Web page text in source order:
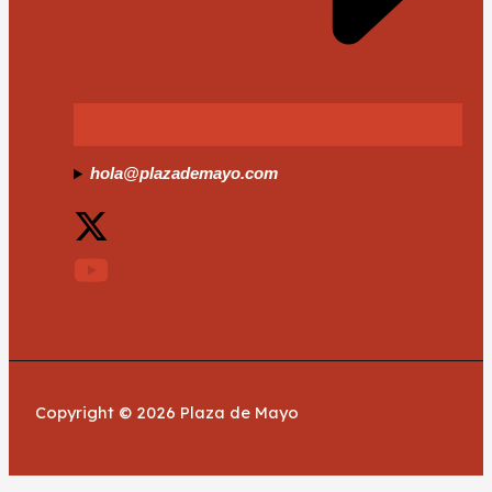
hola@plazademayo.com
Copyright © 2026 Plaza de Mayo